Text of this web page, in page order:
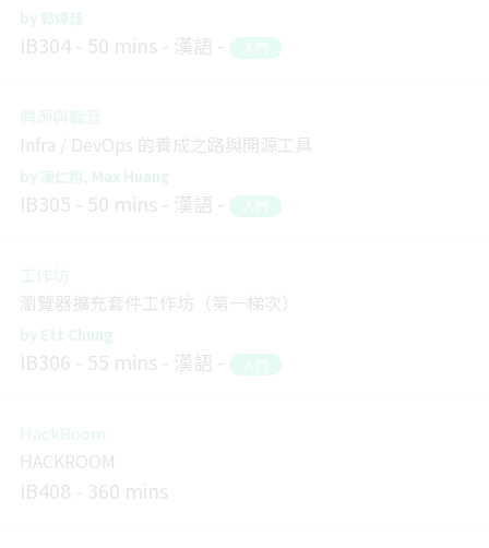
郭燁廷
IB304 50 mins 漢語 入門
開源與職涯
Infra / DevOps 的養成之路與開源工具
凍仁翔 Max Huang
IB305 50 mins 漢語 入門
工作坊
瀏覽器擴充套件工作坊（第一梯次）
Ett Chung
IB306 55 mins 漢語 入門
HackRoom
HACKROOM
IB408 360 mins